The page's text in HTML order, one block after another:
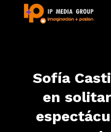
Sofía
en